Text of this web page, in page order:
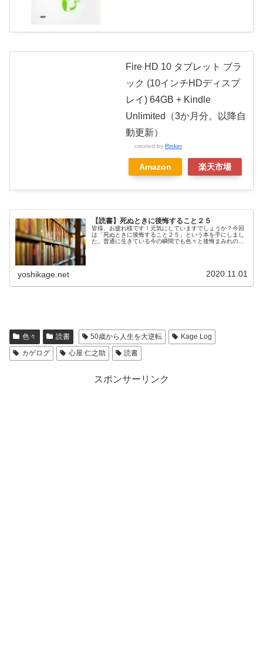
Fire HD 10 タブレット ブラ
ック (10インチHDディスプ
レイ) 64GB + Kindle
Unlimited（3か月分。以降自
動更新）
created by Rinker
Amazon 楽天市場
【読書】死ぬときに後悔すること２５
皆様、お疲れ様です！元気にしていますでしょうか？今回
は「死ぬときに後悔すること２５」という本を手にしまし
た。普通に生きている今の瞬間でも色々と後悔まみれの私
yoshikage.net 2020.11.01
色々 読書 50歳から人生を大逆転
Kage Log
カゲログ
心屋 仁之助 読書
スポンサーリンク